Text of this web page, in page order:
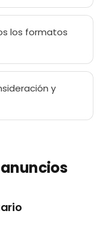
los formatos
y